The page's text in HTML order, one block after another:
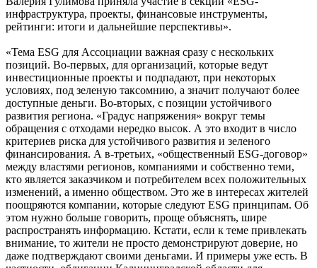
инфраструктура, проекты, финансовые инструменты,
рейтинги: итоги и дальнейшие перспективы».
«Тема ESG для Ассоциации важная сразу с нескольких
позиций. Во-первых, для организаций, которые ведут
инвестиционные проекты и подпадают, при некоторых
условиях, под зеленую таксомнию, а значит получают более
доступные деньги. Во-вторых, с позиции устойчивого
развития региона. «Градус напряжения» вокруг темы
обращения с отходами нередко высок. А это входит в число
критериев риска для устойчивого развития и зеленого
финансирования. А в-третьих, «общественный ESG-договор»
между властями регионов, компаниями и собственно теми,
кто является заказчиком и потребителем всех положительных
изменений, а именно обществом. Это же в интересах жителей
поощряются компании, которые следуют ESG принципам. Об
этом нужно больше говорить, проще объяснять, шире
распространять информацию. Кстати, если к теме привлекать
внимание, то жители не просто демонстрируют доверие, но
даже подтверждают своими деньгами. И примеры уже есть. В